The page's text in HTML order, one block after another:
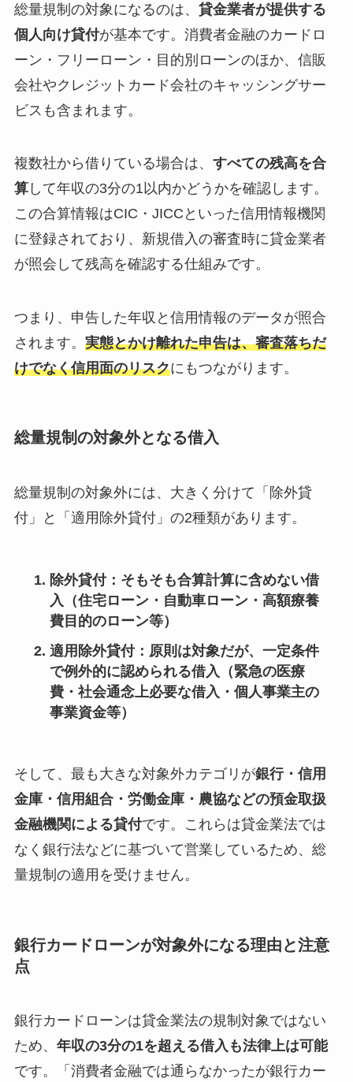
総量規制の対象になるのは、 貸金業者が提供する
個人向け貸付が基本です。消費者金融のカードロ
ーン・フリーローン・目的別ローンのほか、信販
会社やクレジットカード会社のキャッシングサー
ビスも含まれます。
複数社から借りている場合は、 すべての残高を合
算して年収の3分の1以内かどうかを確認します。
この合算情報はCIC・JICCといった信用情報機関
に登録されており、新規借入の審査時に貸金業者
が照会して残高を確認する仕組みです。
つまり、申告した年収と信用情報のデータが照合
されます。 実態とかけ離れた申告は、審査落ちだ
けでなく信用面のリスクにもつながります。
総量規制の対象外となる借入
総量規制の対象外には、大きく分けて「除外貸
付」と「適用除外貸付」の2種類があります。
除外貸付：そもそも合算計算に含めない借
入（住宅ローン・自動車ローン・高額療養
費目的のローン等）
適用除外貸付：原則は対象だが、一定条件
で例外的に認められる借入（緊急の医療
費・社会通念上必要な借入・個人事業主の
事業資金等）
そして、最も大きな対象外カテゴリが銀行・信用
金庫・信用組合・労働金庫・農協などの預金取扱
金融機関による貸付です。これらは貸金業法では
なく銀行法などに基づいて営業しているため、総
量規制の適用を受けません。
銀行カードローンが対象外になる理由と注意
点
銀行カードローンは貸金業法の規制対象ではない
ため、 年収の3分の1を超える借入も法律上は可能
です。「消費者金融では通らなかったが銀行カー